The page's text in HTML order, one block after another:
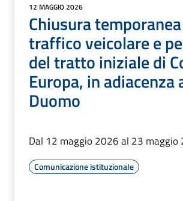
12 MAGGIO 2026
Chiusura
traffico veicolare e
del tratto iniziale di
Europa, in adiacenza
Duomo
Dal 12 maggio 2026 al 23 maggio
Comunicazione istituzionale